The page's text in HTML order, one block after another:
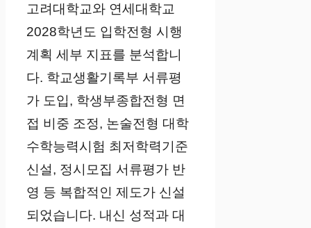
고려대학교와 연세대학교
2028학년도 입학전형 시행
계획 세부 지표를 분석합니
다. 학교생활기록부 서류평
가 도입, 학생부종합전형 면
접 비중 조정, 논술전형 대학
수학능력시험 최저학력기준
신설, 정시모집 서류평가 반
영 등 복합적인 제도가 신설
되었습니다. 내신 성적과 대